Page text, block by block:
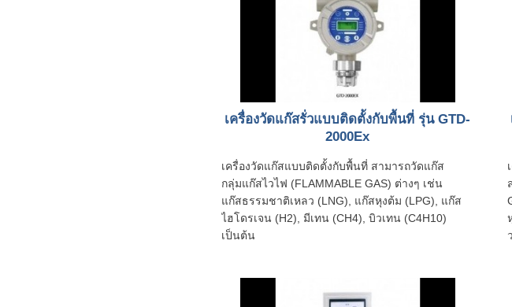
เครื่องวัดแก๊สรั่วแบบติดตั้งกับพื้นที่ รุ่น GTD-
2000Ex
เครื่องวัดแก๊สแบบติดตั้งกับพื้นที่ สามารถวัดแก๊ส
กลุ่มแก๊สไวไฟ (FLAMMABLE GAS) ต่างๆ เช่น
แก๊สธรรมชาติเหลว (LNG), แก๊สหุงต้ม (LPG), แก๊ส
ไฮโดรเจน (H2), มีเทน (CH4), บิวเทน (C4H10)
เป็นต้น